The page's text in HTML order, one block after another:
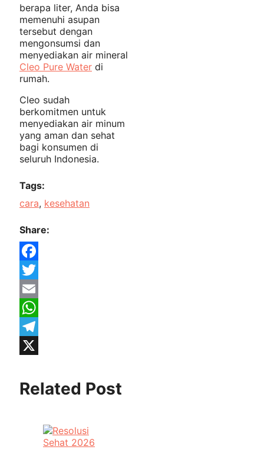
berapa liter, Anda bisa
memenuhi asupan
tersebut dengan
mengonsumsi dan
menyediakan air mineral
Cleo Pure Water di
rumah.
Cleo sudah
berkomitmen untuk
menyediakan air minum
yang aman dan sehat
bagi konsumen di
seluruh Indonesia.
Tags:
cara, kesehatan
Share:
Facebook
Twitter
Email
WhatsApp
Telegram
Related Post